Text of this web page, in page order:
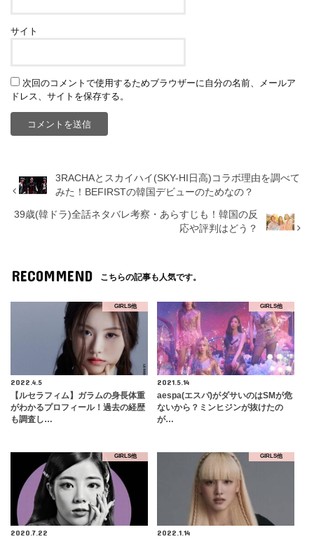
サイト
次回のコメントで使用するためブラウザーに自分の名前、メールア
ドレス、サイトを保存する。
3RACHAとスカイハイ(SKY-HI日高)コラボ理由を調べて
みた！BEFIRSTの韓国デビューのためなの？
39歳(韓ドラ)全話ネタバレ考察・あらすじも！韓国の反
応や評判はどう？
RECOMMEND こちらの記事も人気です。
GIRLS他
2022.4.5
【ルセラフィム】ガラムの身長体重
がわかるプロフィール！過去の経歴
も調査し…
GIRLS他
2021.5.14
aespa(エスパ)がダサいのはSMが危
ないから？ミンヒジンが抜けたの
が…
GIRLS他
2020.7.22
GIRLS他
2022.1.14